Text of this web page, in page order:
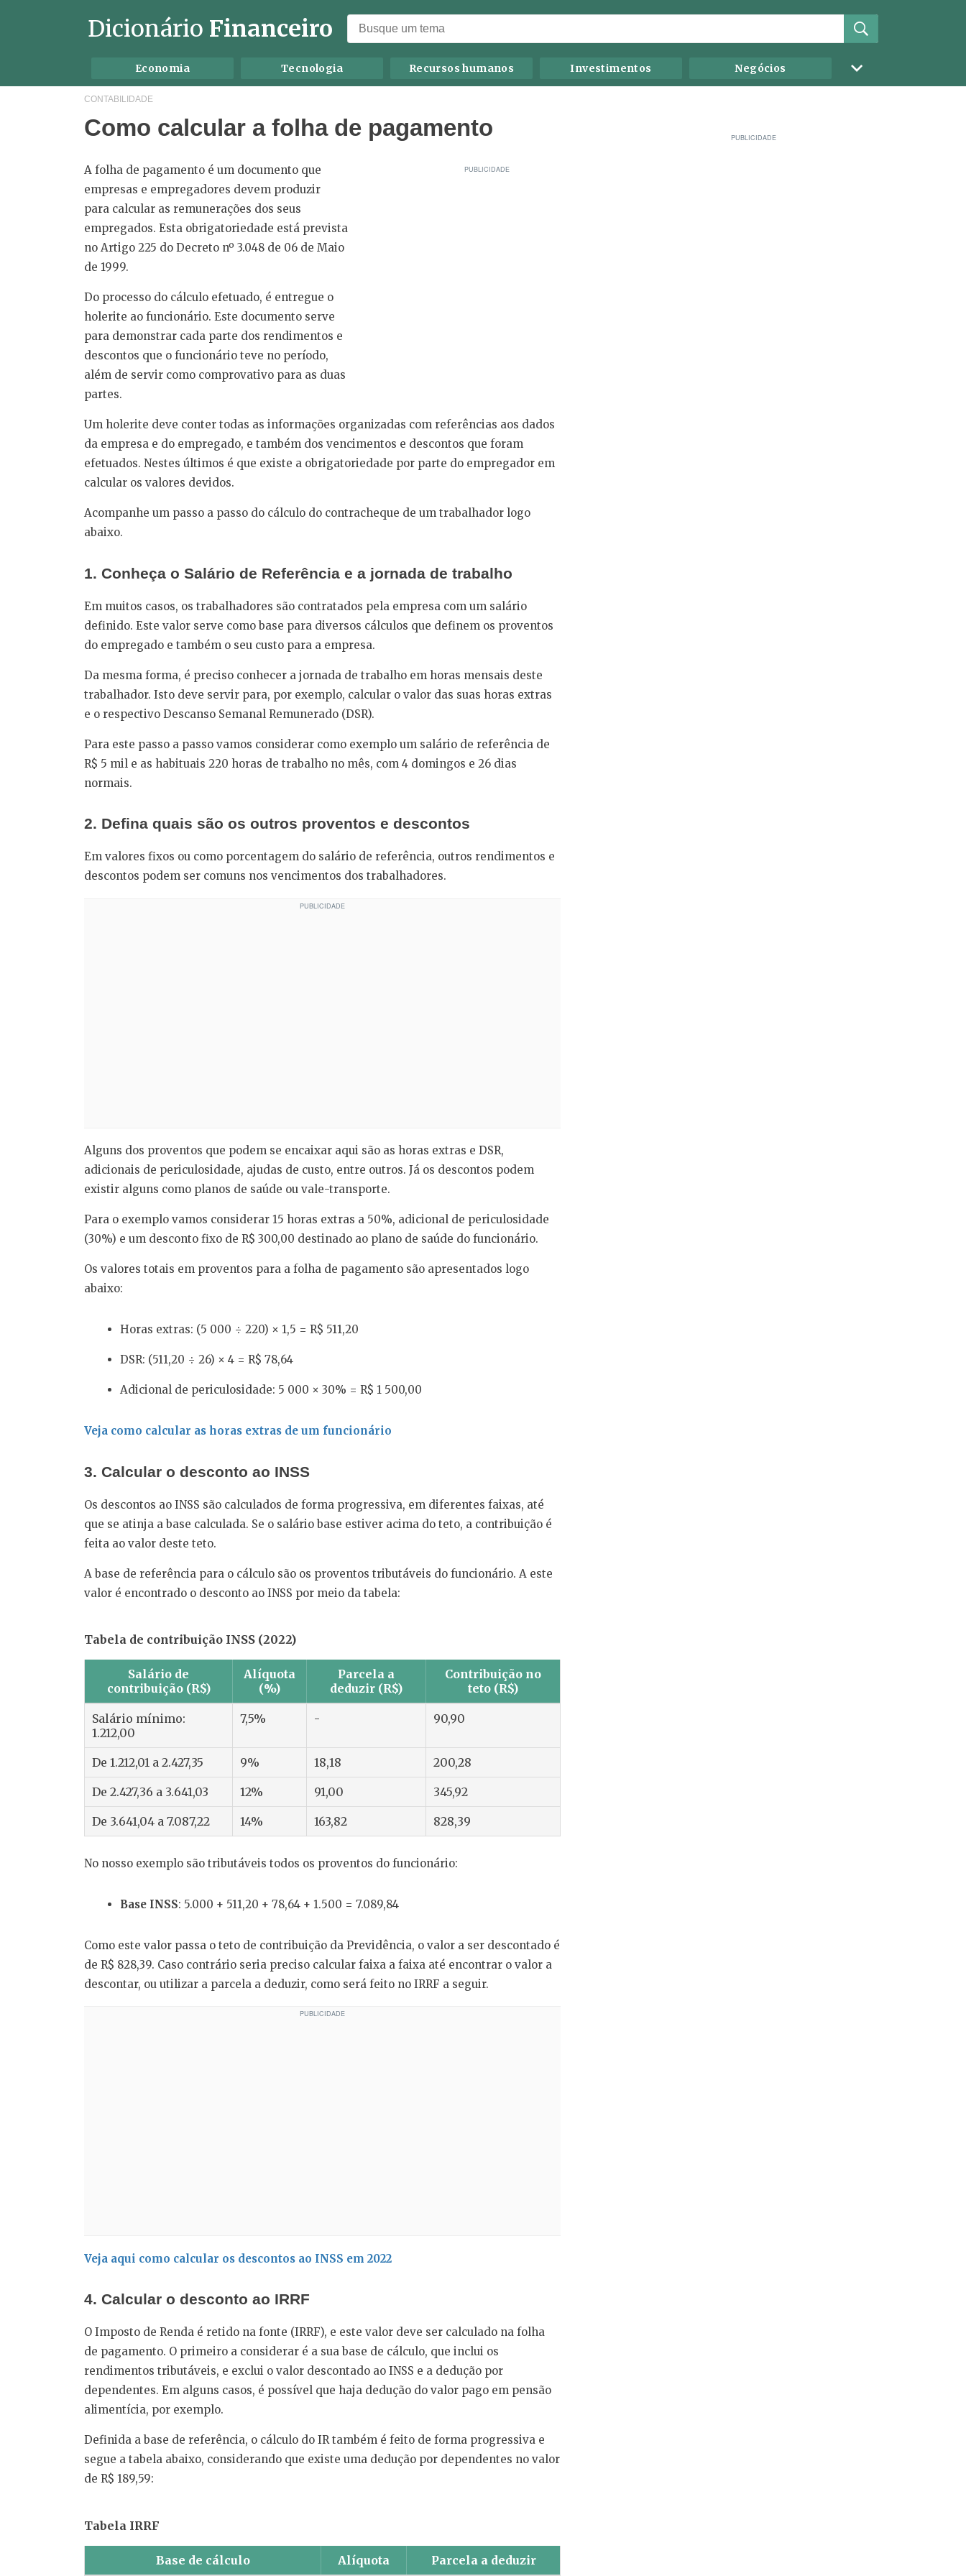
Dicionário Financeiro
Economia Tecnologia Recursos humanos Investimentos Negócios
CONTABILIDADE
Como calcular a folha de pagamento
A folha de pagamento é um documento que
empresas e empregadores devem produzir
para calcular as remunerações dos seus
empregados. Esta obrigatoriedade está prevista
no Artigo 225 do Decreto nº 3.048 de 06 de Maio
de 1999.
Do processo do cálculo efetuado, é entregue o
holerite ao funcionário. Este documento serve
para demonstrar cada parte dos rendimentos e
descontos que o funcionário teve no período,
além de servir como comprovativo para as duas
partes.
Um holerite deve conter todas as informações organizadas com referências aos dados
da empresa e do empregado, e também dos vencimentos e descontos que foram
efetuados. Nestes últimos é que existe a obrigatoriedade por parte do empregador em
calcular os valores devidos.
Acompanhe um passo a passo do cálculo do contracheque de um trabalhador logo
abaixo.
1. Conheça o Salário de Referência e a jornada de trabalho
Em muitos casos, os trabalhadores são contratados pela empresa com um salário
definido. Este valor serve como base para diversos cálculos que definem os proventos
do empregado e também o seu custo para a empresa.
Da mesma forma, é preciso conhecer a jornada de trabalho em horas mensais deste
trabalhador. Isto deve servir para, por exemplo, calcular o valor das suas horas extras
e o respectivo Descanso Semanal Remunerado (DSR).
Para este passo a passo vamos considerar como exemplo um salário de referência de
R$ 5 mil e as habituais 220 horas de trabalho no mês, com 4 domingos e 26 dias
normais.
2. Defina quais são os outros proventos e descontos
Em valores fixos ou como porcentagem do salário de referência, outros rendimentos e
descontos podem ser comuns nos vencimentos dos trabalhadores.
Alguns dos proventos que podem se encaixar aqui são as horas extras e DSR,
adicionais de periculosidade, ajudas de custo, entre outros. Já os descontos podem
existir alguns como planos de saúde ou vale-transporte.
Para o exemplo vamos considerar 15 horas extras a 50%, adicional de periculosidade
(30%) e um desconto fixo de R$ 300,00 destinado ao plano de saúde do funcionário.
Os valores totais em proventos para a folha de pagamento são apresentados logo
abaixo:
Horas extras: (5 000 ÷ 220) × 1,5 = R$ 511,20
DSR: (511,20 ÷ 26) × 4 = R$ 78,64
Adicional de periculosidade: 5 000 × 30% = R$ 1 500,00
Veja como calcular as horas extras de um funcionário
3. Calcular o desconto ao INSS
Os descontos ao INSS são calculados de forma progressiva, em diferentes faixas, até
que se atinja a base calculada. Se o salário base estiver acima do teto, a contribuição é
feita ao valor deste teto.
A base de referência para o cálculo são os proventos tributáveis do funcionário. A este
valor é encontrado o desconto ao INSS por meio da tabela:
Tabela de contribuição INSS (2022)
Salário de
contribuição (R$)
Alíquota
(%)
Parcela a
deduzir (R$)
Contribuição no
teto (R$)
Salário mínimo:
1.212,00
7,5% - 90,90
De 1.212,01 a 2.427,35 9% 18,18 200,28
De 2.427,36 a 3.641,03 12% 91,00 345,92
De 3.641,04 a 7.087,22 14% 163,82 828,39
No nosso exemplo são tributáveis todos os proventos do funcionário:
Base INSS: 5.000 + 511,20 + 78,64 + 1.500 = 7.089,84
Como este valor passa o teto de contribuição da Previdência, o valor a ser descontado é
de R$ 828,39. Caso contrário seria preciso calcular faixa a faixa até encontrar o valor a
descontar, ou utilizar a parcela a deduzir, como será feito no IRRF a seguir.
Veja aqui como calcular os descontos ao INSS em 2022
4. Calcular o desconto ao IRRF
O Imposto de Renda é retido na fonte (IRRF), e este valor deve ser calculado na folha
de pagamento. O primeiro a considerar é a sua base de cálculo, que inclui os
rendimentos tributáveis, e exclui o valor descontado ao INSS e a dedução por
dependentes. Em alguns casos, é possível que haja dedução do valor pago em pensão
alimentícia, por exemplo.
Definida a base de referência, o cálculo do IR também é feito de forma progressiva e
segue a tabela abaixo, considerando que existe uma dedução por dependentes no valor
de R$ 189,59:
Tabela IRRF
Base de cálculo Alíquota Parcela a deduzir